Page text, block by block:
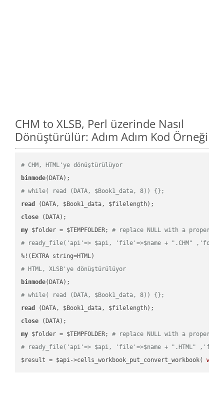
CHM to XLSB, Perl üzerinde Nasıl
Dönüştürülür: Adım Adım Kod Örneği
# CHM, HTML'ye dönüştürülüyor
binmode
# while( read (DATA, $Book1_data, 8)) {};
read
close
my $folder = $TEMPFOLDER; # replace NULL with a proper
# ready_file('api'=> $api, 'file'=>$name + ".CHM"
# HTML, XLSB'ye dönüştürülüyor
binmode
# while( read (DATA, $Book1_data, 8)) {};
read
close
my $folder = $TEMPFOLDER; # replace NULL with a proper
# ready_file('api'=> $api, 'file'=>$name + ".HTML"
$result = $api->cells_workbook_put_convert_workbook(